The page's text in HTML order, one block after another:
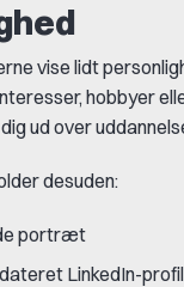
vise lidt
hobbyer
ud over
desuden:
portræt
LinkedIn-profil